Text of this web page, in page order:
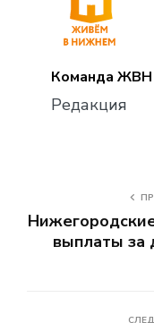
Команда ЖВН
Редакция
выплаты за